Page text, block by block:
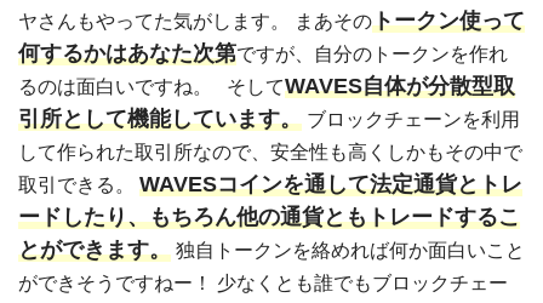
ヤさんもやってた気がします。 まあそのトークン使って
何するかはあなた次第ですが、自分のトークンを作れ
るのは面白いですね。 そしてWAVES自体が分散型取
引所として機能しています。 ブロックチェーンを利用
して作られた取引所なので、安全性も高くしかもその中で
取引できる。 WAVESコインを通して法定通貨とトレ
ードしたり、もちろん他の通貨ともトレードするこ
とができます。 独自トークンを絡めれば何か面白いこと
ができそうですねー！ 少なくとも誰でもブロックチェー